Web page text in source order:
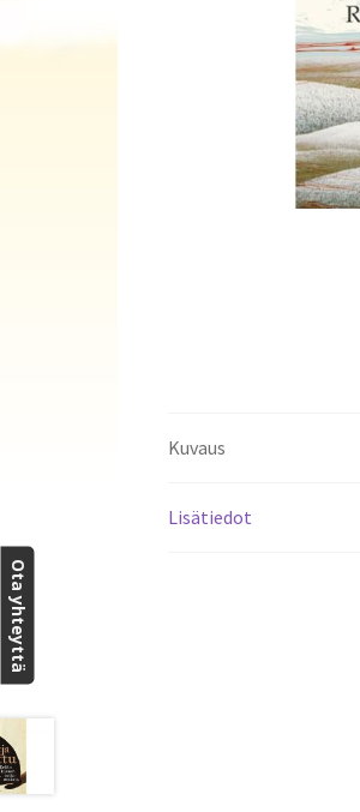
Kuvaus
Lisätiedot
Ota yhteyttä